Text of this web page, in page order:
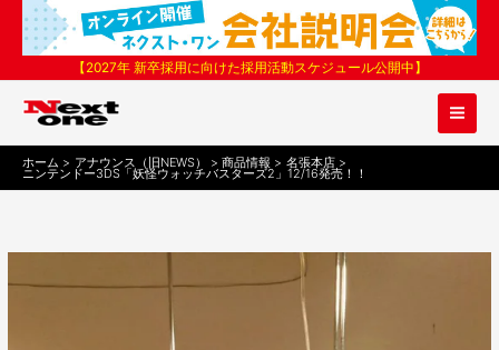
ス
【2027年 新卒採用に向けた採用活動スケジュール公開中】
ホーム アナウンス（旧NEWS） 商品情報 名張本店
ニンテンドー3DS「妖怪ウォッチバスターズ2」12/16発売！！